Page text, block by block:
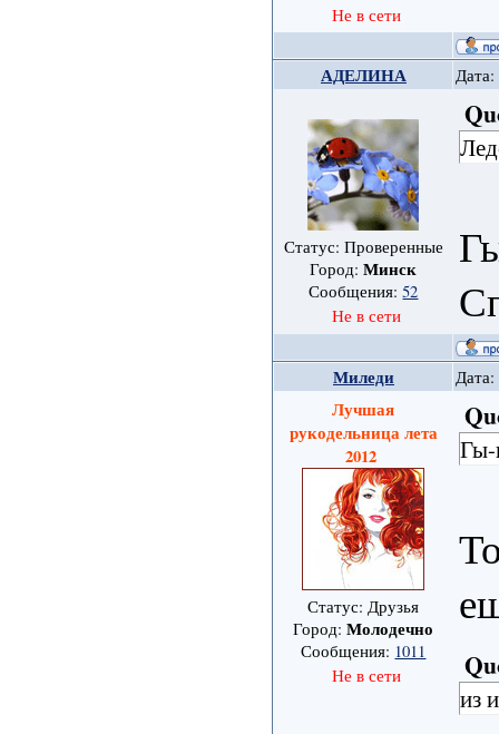
Не в сети
АДЕЛИНА
Статус: Проверенные
Город:Минск
Сообщения:52
Не в сети
Миледи
Лучшая
рукодельница лета
2012
Статус: Друзья
Город:Молодечно
Сообщения: 1011
Не в сети
Гы-
из